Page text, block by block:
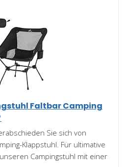
Faltbar Camping
Sie sich von
Klappstuhl. Für ultimative
Campingstuhl mit einer